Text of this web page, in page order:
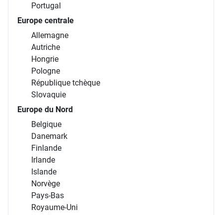
Portugal
Europe centrale
Allemagne
Autriche
Hongrie
Pologne
République tchèque
Slovaquie
Europe du Nord
Belgique
Danemark
Finlande
Irlande
Islande
Norvège
Pays-Bas
Royaume-Uni